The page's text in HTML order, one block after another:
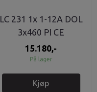
LC 231 1x 1-12A DOL
3x460 PI CE
15.180,-
På lager
Kjøp